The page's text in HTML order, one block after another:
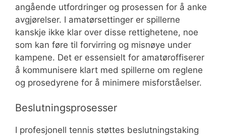
angående utfordringer og prosessen for å anke
avgjørelser. I amatørsettinger er spillerne
kanskje ikke klar over disse rettighetene, noe
som kan føre til forvirring og misnøye under
kampene. Det er essensielt for amatøroffiserer
å kommunisere klart med spillerne om reglene
og prosedyrene for å minimere misforståelser.
Beslutningsprosesser
I profesjonell tennis støttes beslutningstaking